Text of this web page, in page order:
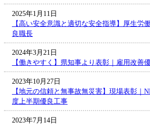
2025年1月11日
【高い安全意識と適切な安全指導】厚生労
良職長
2024年3月21日
【働きやすく】県知事より表彰｜雇用改善
2023年10月27日
【地元の信頼と無事故無災害】現場表彰｜
度上半期優良工事
2023年7月14日